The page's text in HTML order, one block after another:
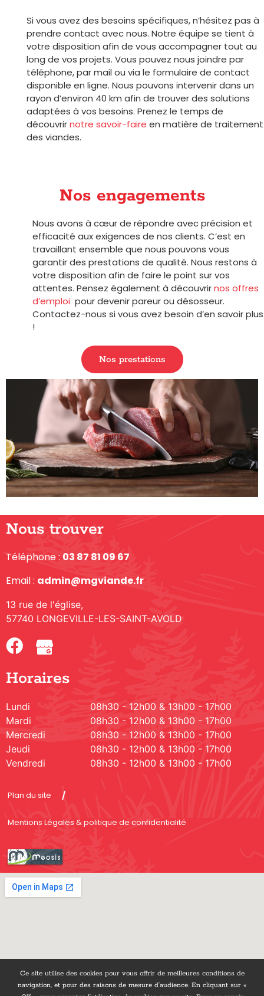
Si vous avez des besoins spécifiques, n’hésitez pas à
prendre contact avec nous. Notre équipe se tient à
votre disposition afin de vous accompagner tout au
long de vos projets. Vous pouvez nous joindre par
téléphone, par mail ou via le formulaire de contact
disponible en ligne. Nous pouvons intervenir dans un
rayon d’environ 40 km afin de trouver des solutions
adaptées à vos besoins. Prenez le temps de
découvrirnotre savoir-faire en matière de traitement
des viandes.
Nos engagements
Nous avons à cœur de répondre avec précision et
efficacité aux exigences de nos clients. C’est en
travaillant ensemble que nous pouvons vous
garantir des prestations de qualité. Nous restons à
votre disposition afin de faire le point sur vos
attentes. Pensez également à découvrirnos offres
d’emploi pour devenir pareur ou désosseur.
Contactez-nous si vous avez besoin d’en savoir plus
!
Nos prestations
Nous trouver
Téléphone : 03 87 81 09 67
Email : admin@mgviande.fr
13 rue de l'église,
57740 LONGEVILLE-LES-SAINT-AVOLD
Horaires
Lundi
08h30 - 12h00 & 13h00 - 17h00
Mardi
08h30 - 12h00 & 13h00 - 17h00
Mercredi
08h30 - 12h00 & 13h00 - 17h00
Jeudi
08h30 - 12h00 & 13h00 - 17h00
Vendredi
08h30 - 12h00 & 13h00 - 17h00
Plan du site
Mentions Légales & politique de confidentialité
Ce site utilise des cookies pour vous offrir de meilleures conditions de
navigation, et pour des raisons de mesure d’audience. En cliquant sur «